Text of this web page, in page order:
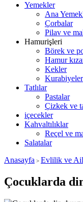
Yemekler
Ana
Çorbalar
Pilav ve
Hamurişleri
Börek ve
Hamur
Kekler
Kurabiyeler
Tatlılar
Pastalar
Çizkek ve
içecekler
Kahvaltılıklar
Reçel ve
Salatalar
Anasayfa > Evlilik ve
Çocuklarda